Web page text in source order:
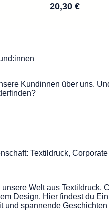
20,30 €
Kundinnen über uns.
Textildruck,
Welt aus Textildruck,
Design. Hier findest du
und spannende